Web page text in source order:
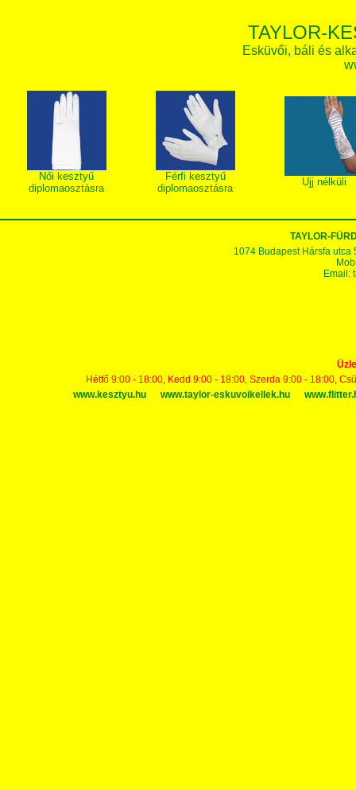
TAYLOR-
Esküvői, báli és
Női kesztyű
diplomaosztásra
Férfi kesztyű
diplomaosztásra
Ujj nélküli
TAYLOR-
1074 Budapest Hársfa utca
Email:
Hétfő 9:00 - 18:00, Kedd 9:00 - 18:00, Szerda 9:00 - 18:00,
www.kesztyu.hu
www.taylor-eskuvoikellek.hu